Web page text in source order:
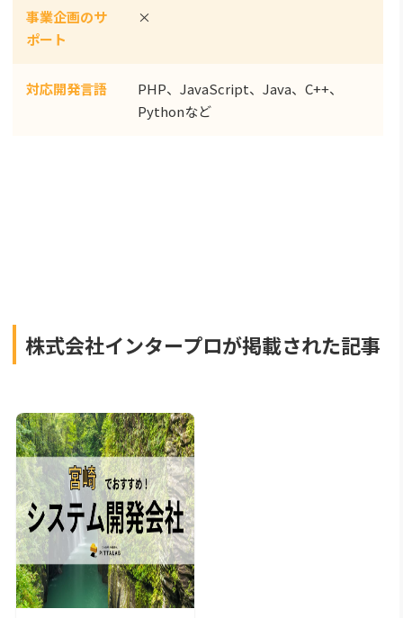
事業企画のサ
ポート
×
対応開発言語
PHP、JavaScript、Java、C++、
Pythonなど
株式会社インタープロが掲載された記事